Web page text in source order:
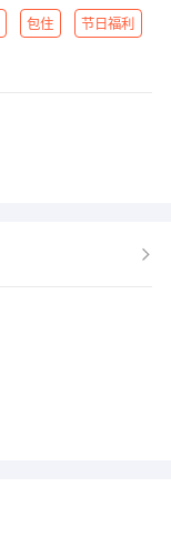
包住 节日福利